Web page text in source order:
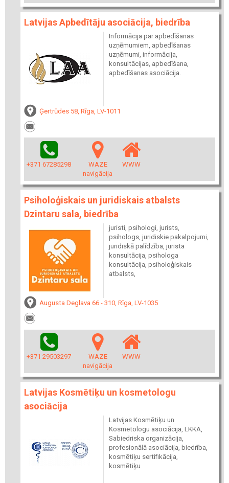
Latvijas Apbedītāju asociācija, biedrība
Informācija par apbedīšanas
uzņēmumiem, apbedīšanas
uzņēmumi, informācija,
konsultācijas, apbedīšana,
apbedīšanas asociācija.
Ģertrūdes 58, Rīga, LV-1011
+371 67285298
WAZE
navigācija
WWW
Psiholoģiskais un juridiskais atbalsts
Dzintaru sala, biedrība
juristi, psihologi, jurists,
psihologs, juridiskie pakalpojumi,
juridiskā palīdzība, jurista
konsultācija, psihologa
konsultācija, psiholoģiskais
atbalsts,
Augusta Deglava 66 - 310, Rīga, LV-1035
+371 29503297
WAZE
navigācija
WWW
Latvijas Kosmētiķu un kosmetologu
asociācija
Latvijas Kosmētiķu un
Kosmetologu asociācija, LKKA,
Sabiedriska organizācija,
profesionālā asociācija, biedrība,
kosmētiķu sertifikācija,
kosmētiķu